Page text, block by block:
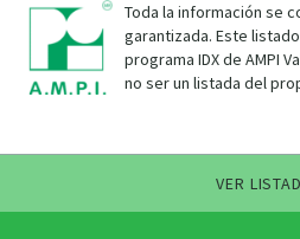
Toda la información se
garantizada. Este
programa IDX de AMPI
no ser un listada del
VER